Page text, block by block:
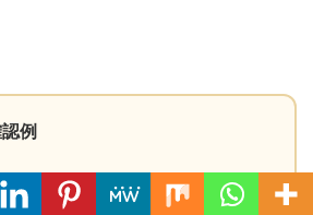
例
共益費、保証料、サポート費
Translate »